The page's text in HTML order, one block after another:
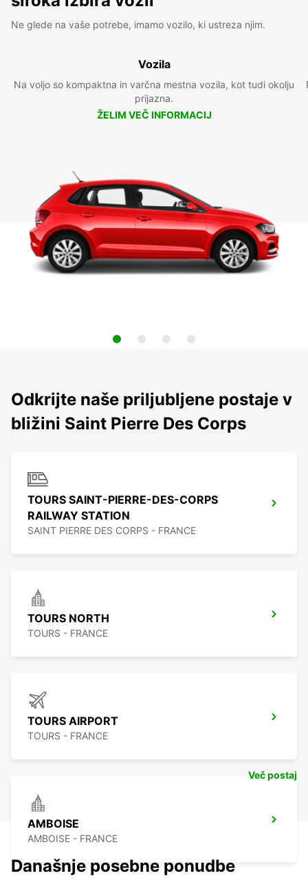
Ne glede na vaše potrebe, imamo vozilo, ki ustreza njim.
Vozila
Na voljo so kompaktna in varčna mestna vozila, kot tudi okolju
prijazna.
ŽELIM VEČ INFORMACIJ
Odkrijte naše priljubljene postaje v
bližini Saint Pierre Des Corps
TOURS SAINT-PIERRE-DES-CORPS
RAILWAY STATION
SAINT PIERRE DES CORPS - FRANCE
TOURS NORTH
TOURS - FRANCE
TOURS AIRPORT
TOURS - FRANCE
AMBOISE
AMBOISE - FRANCE
Več postaj
Današnje posebne ponudbe